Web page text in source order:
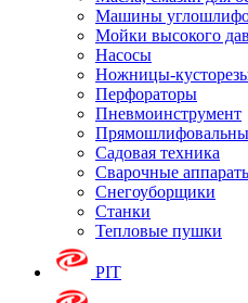
Машины
Мойки высокого
Насосы
Ножницы-
Перфораторы
Пневмоинструмент
Садовая техника
Сварочные
Снегоуборщики
Станки
Тепловые пушки
PIT